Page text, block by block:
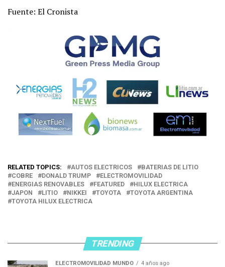
Fuente: El Cronista
RELATED TOPICS: AUTOS ELECTRICOS
BATERIAS DE LITIO
COBRE
DONALD TRUMP
ELECTROMOVILIDAD
ENERGIAS RENOVABLES
FEATURED
HILUX ELECTRICA
JAPON
LITIO NIKKEI TOYOTA
TOYOTA ARGENTINA
TOYOTA HILUX ELECTRICA
TRENDING
ELECTROMOVILIDAD MUNDO 4 años ago